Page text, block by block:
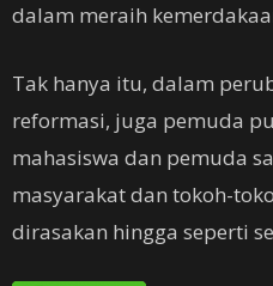
dalam meraih
Tak hanya itu, dalam
reformasi, juga pemuda
mahasiswa dan pemuda
masyarakat dan tokoh-
dirasakan hingga seperti